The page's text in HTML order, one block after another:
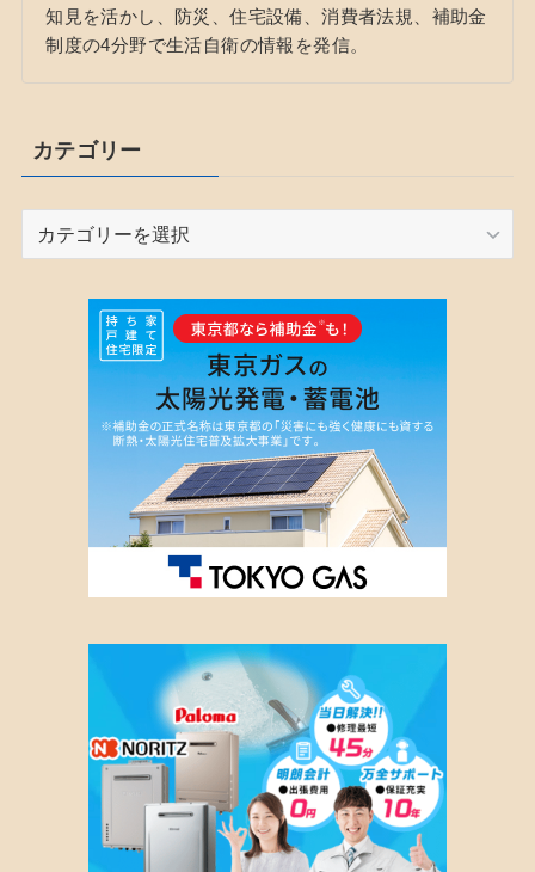
知見を活かし、防災、住宅設備、消費者法規、補助金
制度の4分野で生活自衛の情報を発信。
カテゴリー